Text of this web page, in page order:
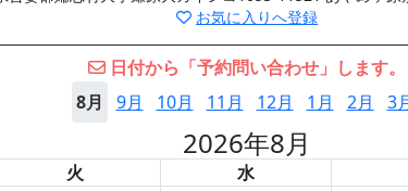
お気に入りへ登録
日付から「予約問い合わせ」します。
8月
9月 10月 11月 12月 1月 2月 3
2026年8月
火 水